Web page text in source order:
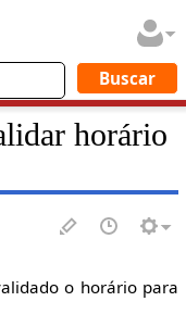
horário
o horário para